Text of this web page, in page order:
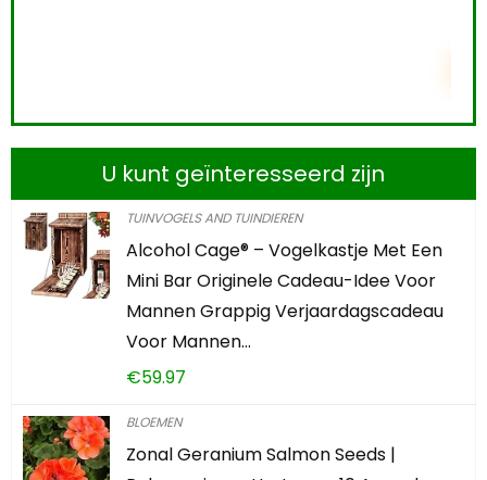
U kunt geïnteresseerd zijn
TUINVOGELS AND TUINDIEREN
Alcohol Cage® – Vogelkastje Met Een
Mini Bar Originele Cadeau-Idee Voor
Mannen Grappig Verjaardagscadeau
Voor Mannen…
€59.97
BLOEMEN
Zonal Geranium Salmon Seeds |